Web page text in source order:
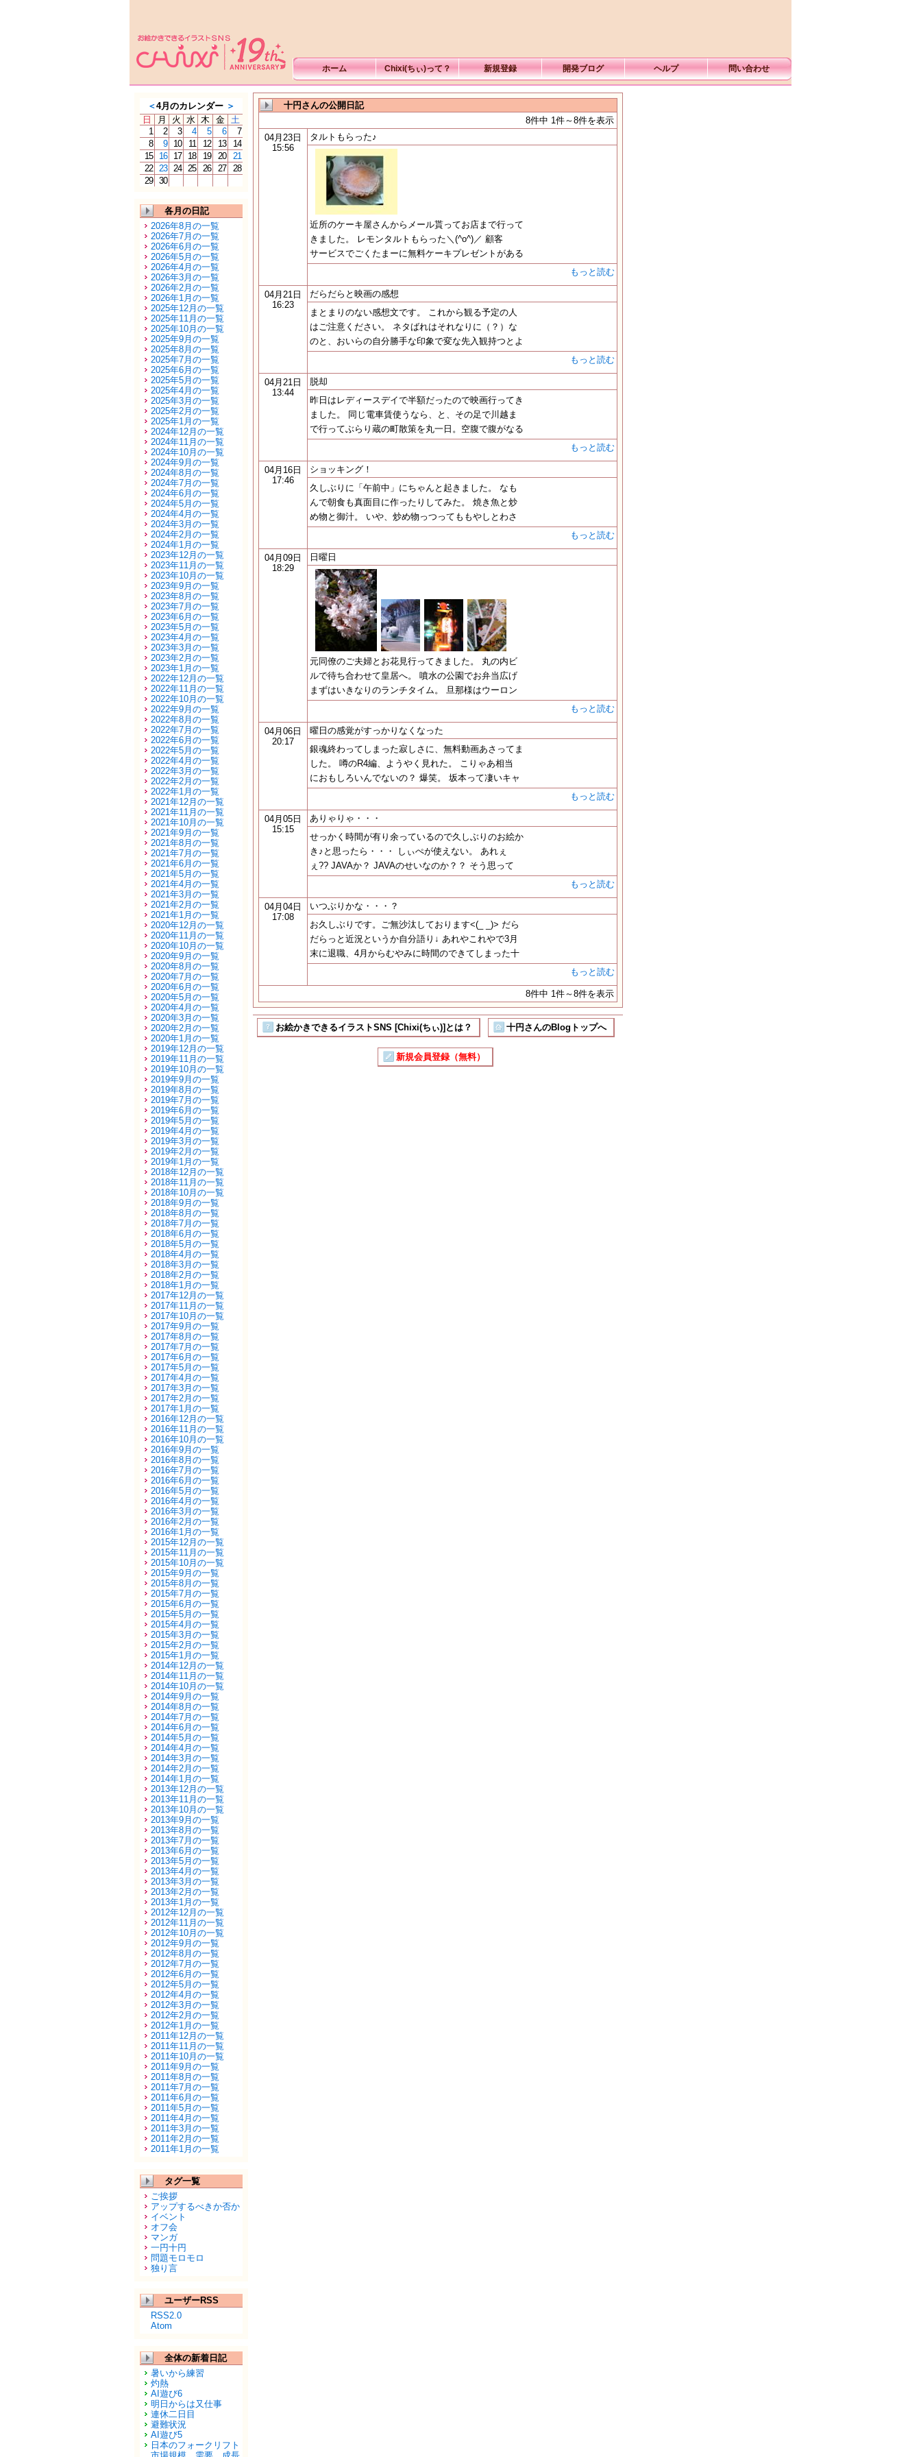
ホーム Chixi(ちぃ)って？ 新規登録 開発ブログ ヘルプ 問い合わせ
＜4月のカレンダー ＞
日
月 火 水 木 金 土
1
2 3 4 5 6
7
8
9 10 11 12 13
14
15
16 17 18 19 20
21
22 23 24 25 26 27
28
29 30
各月の日記
2026年8月の一覧
2026年7月の一覧
2026年6月の一覧
2026年5月の一覧
2026年4月の一覧
2026年3月の一覧
2026年2月の一覧
2026年1月の一覧
2025年12月の一覧
2025年11月の一覧
2025年10月の一覧
2025年9月の一覧
2025年8月の一覧
2025年7月の一覧
2025年6月の一覧
2025年5月の一覧
2025年4月の一覧
2025年3月の一覧
2025年2月の一覧
2025年1月の一覧
2024年12月の一覧
2024年11月の一覧
2024年10月の一覧
2024年9月の一覧
2024年8月の一覧
2024年7月の一覧
2024年6月の一覧
2024年5月の一覧
2024年4月の一覧
2024年3月の一覧
2024年2月の一覧
2024年1月の一覧
2023年12月の一覧
2023年11月の一覧
2023年10月の一覧
2023年9月の一覧
2023年8月の一覧
2023年7月の一覧
2023年6月の一覧
2023年5月の一覧
2023年4月の一覧
2023年3月の一覧
2023年2月の一覧
2023年1月の一覧
2022年12月の一覧
2022年11月の一覧
2022年10月の一覧
2022年9月の一覧
2022年8月の一覧
2022年7月の一覧
2022年6月の一覧
2022年5月の一覧
2022年4月の一覧
2022年3月の一覧
2022年2月の一覧
2022年1月の一覧
2021年12月の一覧
2021年11月の一覧
2021年10月の一覧
2021年9月の一覧
2021年8月の一覧
2021年7月の一覧
2021年6月の一覧
2021年5月の一覧
2021年4月の一覧
2021年3月の一覧
2021年2月の一覧
2021年1月の一覧
2020年12月の一覧
2020年11月の一覧
2020年10月の一覧
2020年9月の一覧
2020年8月の一覧
2020年7月の一覧
2020年6月の一覧
2020年5月の一覧
2020年4月の一覧
2020年3月の一覧
2020年2月の一覧
2020年1月の一覧
2019年12月の一覧
2019年11月の一覧
2019年10月の一覧
2019年9月の一覧
2019年8月の一覧
2019年7月の一覧
2019年6月の一覧
2019年5月の一覧
2019年4月の一覧
2019年3月の一覧
2019年2月の一覧
2019年1月の一覧
2018年12月の一覧
2018年11月の一覧
2018年10月の一覧
2018年9月の一覧
2018年8月の一覧
2018年7月の一覧
2018年6月の一覧
2018年5月の一覧
2018年4月の一覧
2018年3月の一覧
2018年2月の一覧
2018年1月の一覧
2017年12月の一覧
2017年11月の一覧
2017年10月の一覧
2017年9月の一覧
2017年8月の一覧
2017年7月の一覧
2017年6月の一覧
2017年5月の一覧
2017年4月の一覧
2017年3月の一覧
2017年2月の一覧
2017年1月の一覧
2016年12月の一覧
2016年11月の一覧
2016年10月の一覧
2016年9月の一覧
2016年8月の一覧
2016年7月の一覧
2016年6月の一覧
2016年5月の一覧
2016年4月の一覧
2016年3月の一覧
2016年2月の一覧
2016年1月の一覧
2015年12月の一覧
2015年11月の一覧
2015年10月の一覧
2015年9月の一覧
2015年8月の一覧
2015年7月の一覧
2015年6月の一覧
2015年5月の一覧
2015年4月の一覧
2015年3月の一覧
2015年2月の一覧
2015年1月の一覧
2014年12月の一覧
2014年11月の一覧
2014年10月の一覧
2014年9月の一覧
2014年8月の一覧
2014年7月の一覧
2014年6月の一覧
2014年5月の一覧
2014年4月の一覧
2014年3月の一覧
2014年2月の一覧
2014年1月の一覧
2013年12月の一覧
2013年11月の一覧
2013年10月の一覧
2013年9月の一覧
2013年8月の一覧
2013年7月の一覧
2013年6月の一覧
2013年5月の一覧
2013年4月の一覧
2013年3月の一覧
2013年2月の一覧
2013年1月の一覧
2012年12月の一覧
2012年11月の一覧
2012年10月の一覧
2012年9月の一覧
2012年8月の一覧
2012年7月の一覧
2012年6月の一覧
2012年5月の一覧
2012年4月の一覧
2012年3月の一覧
2012年2月の一覧
2012年1月の一覧
2011年12月の一覧
2011年11月の一覧
2011年10月の一覧
2011年9月の一覧
2011年8月の一覧
2011年7月の一覧
2011年6月の一覧
2011年5月の一覧
2011年4月の一覧
2011年3月の一覧
2011年2月の一覧
2011年1月の一覧
タグ一覧
ご挨拶
アップするべきか否か
イベント
オフ会
マンガ
一円十円
問題モロモロ
独り言
ユーザーRSS
RSS2.0
Atom
全体の新着日記
暑いから練習
灼熱
AI遊び6
明日からは又仕事
連休二日目
避難状況
AI遊び5
日本のフォークリフト
十円さんの公開日記
8件中 1件～8件を表示
04月23日
15:56
タルトもらった♪
近所のケーキ屋さんからメール貰ってお店まで行って
きました。 レモンタルトもらった＼(^o^)／ 顧客
サービスでごくたまーに無料ケーキプレゼントがある
もっと読む
04月21日
16:23
だらだらと映画の感想
まとまりのない感想文です。 これから観る予定の人
はご注意ください。 ネタばれはそれなりに（？）な
のと、おいらの自分勝手な印象で変な先入観持つとよ
もっと読む
04月21日
13:44
脱却
昨日はレディースデイで半額だったので映画行ってき
ました。 同じ電車賃使うなら、と、その足で川越ま
で行ってぶらり蔵の町散策を丸一日。空腹で腹がなる
もっと読む
04月16日
17:46
ショッキング！
久しぶりに「午前中」にちゃんと起きました。 なも
んで朝食も真面目に作ったりしてみた。 焼き魚と炒
め物と御汁。 いや、炒め物っつってももやしとわさ
もっと読む
04月09日
18:29
日曜日
元同僚のご夫婦とお花見行ってきました。 丸の内ビ
ルで待ち合わせて皇居へ。 噴水の公園でお弁当広げ
まずはいきなりのランチタイム。 旦那様はウーロン
もっと読む
04月06日
20:17
曜日の感覚がすっかりなくなった
銀魂終わってしまった寂しさに、無料動画あさってま
した。 噂のR4編、ようやく見れた。 こりゃあ相当
におもしろいんでないの？ 爆笑。 坂本って凄いキャ
もっと読む
04月05日
15:15
ありゃりゃ・・・
せっかく時間が有り余っているので久しぶりのお絵か
き♪と思ったら・・・ しぃぺが使えない。 あれぇ
ぇ?? JAVAか？ JAVAのせいなのか？？ そう思って
もっと読む
04月04日
17:08
いつぶりかな・・・？
お久しぶりです。ご無沙汰しております<(_ _)> だら
だらっと近況というか自分語り↓ あれやこれやで3月
末に退職、4月からむやみに時間のできてしまった十
もっと読む
8件中 1件～8件を表示
お絵かきできるイラストSNS [Chixi(ちぃ)]とは？ 十円さんのBlogトップへ
新規会員登録（無料）